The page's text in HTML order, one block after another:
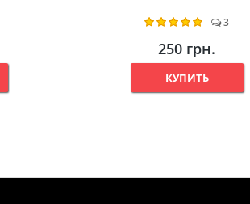
3
250 грн.
КУПИТЬ